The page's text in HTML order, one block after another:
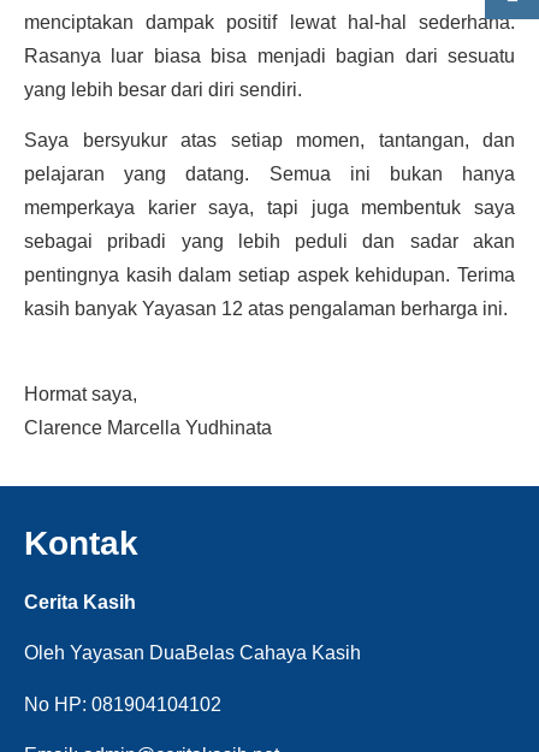
menciptakan dampak positif lewat hal-hal sederhana.
Rasanya luar biasa bisa menjadi bagian dari sesuatu
yang lebih besar dari diri sendiri.
Saya bersyukur atas setiap momen, tantangan, dan
pelajaran yang datang. Semua ini bukan hanya
memperkaya karier saya, tapi juga membentuk saya
sebagai pribadi yang lebih peduli dan sadar akan
pentingnya kasih dalam setiap aspek kehidupan. Terima
kasih banyak Yayasan 12 atas pengalaman berharga ini.
Hormat saya,
Clarence Marcella Yudhinata
Kontak
Cerita Kasih
Oleh Yayasan DuaBelas Cahaya Kasih
No HP: 081904104102